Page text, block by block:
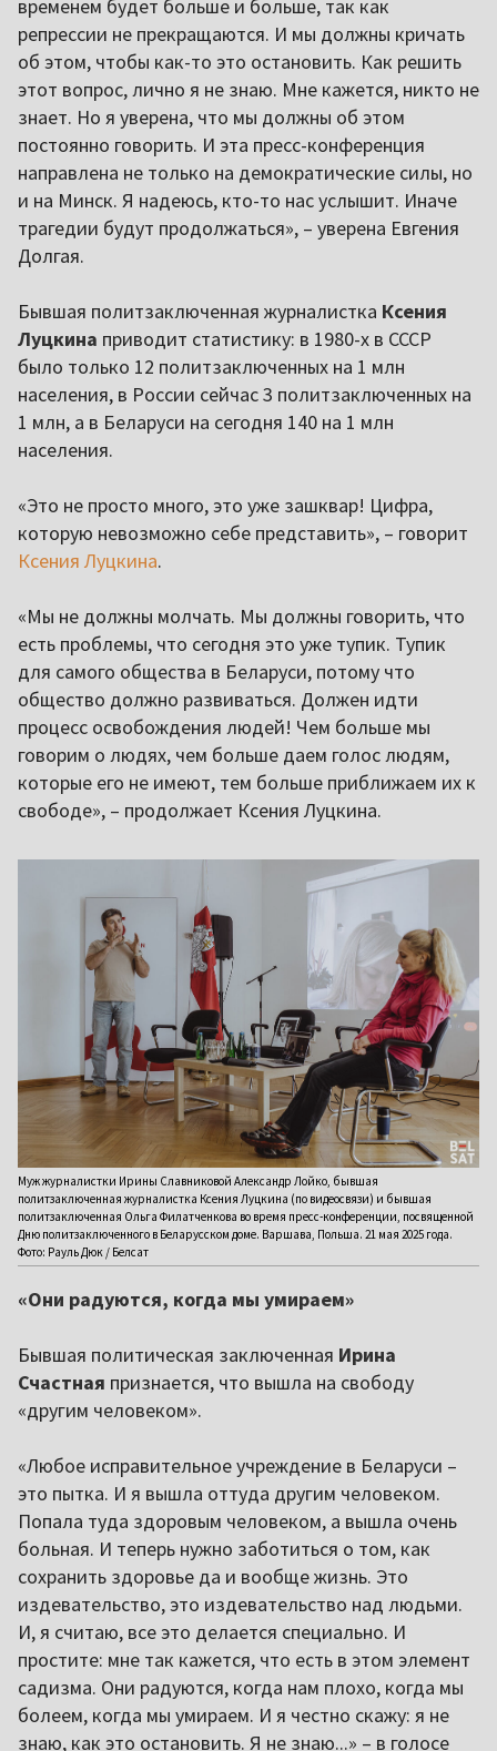
временем будет больше и больше, так как
репрессии не прекращаются. И мы должны кричать
об этом, чтобы как-то это остановить. Как решить
этот вопрос, лично я не знаю. Мне кажется, никто не
знает. Но я уверена, что мы должны об этом
постоянно говорить. И эта пресс-конференция
направлена не только на демократические силы, но
и на Минск. Я надеюсь, кто-то нас услышит. Иначе
трагедии будут продолжаться», – уверена Евгения
Долгая.
Бывшая политзаключенная журналистка Ксения
Луцкина приводит статистику: в 1980-х в СССР
было только 12 политзаключенных на 1 млн
населения, в России сейчас 3 политзаключенных на
1 млн, а в Беларуси на сегодня 140 на 1 млн
населения.
«Это не просто много, это уже зашквар! Цифра,
которую невозможно себе представить», – говорит
Ксения Луцкина.
«Мы не должны молчать. Мы должны говорить, что
есть проблемы, что сегодня это уже тупик. Тупик
для самого общества в Беларуси, потому что
общество должно развиваться. Должен идти
процесс освобождения людей! Чем больше мы
говорим о людях, чем больше даем голос людям,
которые его не имеют, тем больше приближаем их к
свободе», – продолжает Ксения Луцкина.
Муж журналистки Ирины Славниковой Александр Лойко, бывшая
политзаключенная журналистка Ксения Луцкина (по видеосвязи) и бывшая
политзаключенная Ольга Филатченкова во время пресс-конференции, посвященной
Дню политзаключенного в Беларусском доме. Варшава, Польша. 21 мая 2025 года.
Фото: Рауль Дюк / Белсат
«Они радуются, когда мы умираем»
Бывшая политическая заключенная Ирина
Счастная признается, что вышла на свободу
«другим человеком».
«Любое исправительное учреждение в Беларуси –
это пытка. И я вышла оттуда другим человеком.
Попала туда здоровым человеком, а вышла очень
больная. И теперь нужно заботиться о том, как
сохранить здоровье да и вообще жизнь. Это
издевательство, это издевательство над людьми.
И, я считаю, все это делается специально. И
простите: мне так кажется, что есть в этом элемент
садизма. Они радуются, когда нам плохо, когда мы
болеем, когда мы умираем. И я честно скажу: я не
знаю, как это остановить. Я не знаю...» – в голосе